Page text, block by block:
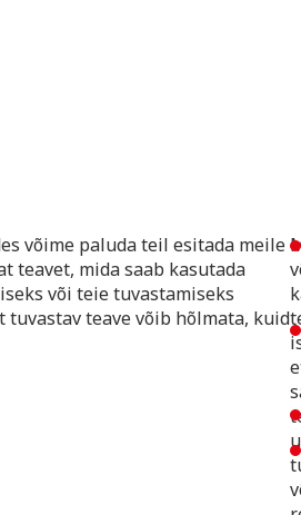
võime paluda teil esitada meile
teavet, mida saab kasutada
või teie tuvastamiseks
tuvastav teave võib hõlmata, kuid